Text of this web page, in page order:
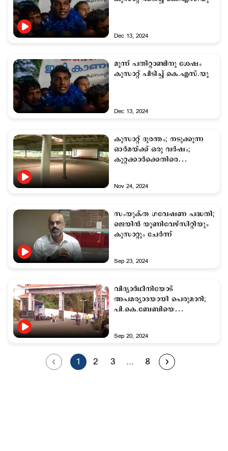
Dec 13, 2024
മൂന്ന് പതിറ്റാണ്ടിനു ശേഷം
കുസാറ്റ് പിടിച്ച് കെ.എസ്.യു
Dec 13, 2024
കുസാറ്റ് ദുരന്തം; നടുക്കുന്ന
ഓര്‍മയ്ക്ക് ഒരു വര്‍ഷം;
കുറ്റക്കാര്‍ക്കെതിരെ
Nov 24, 2024
സംയുക്ത ഗവേഷണ പദ്ധതി;
ജെയിന്‍ യൂണിവേഴ്സിറ്റിയും
കുസാറ്റും ചേര്‍ന്ന്
Sep 23, 2024
വിദ്യാര്‍ഥിനിയോട്
അപമര്യാദയായി പെരുമാറി;
പി.കെ.ബേബിയെ
Sep 20, 2024
1 2 3 ... 8